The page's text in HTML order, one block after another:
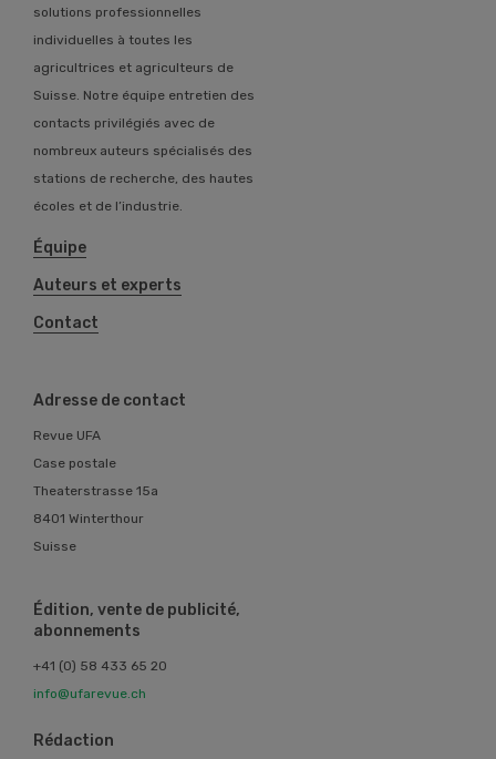
solutions professionnelles
individuelles à toutes les
agricultrices et agriculteurs de
Suisse. Notre équipe entretien des
contacts privilégiés avec de
nombreux auteurs spécialisés des
stations de recherche, des hautes
écoles et de l’industrie.
Équipe
Auteurs et experts
Contact
Adresse de contact
Revue UFA
Case postale
Theaterstrasse 15a
8401 Winterthour
Suisse
Édition, vente de publicité,
abonnements
+41 (0) 58 433 65 20
info@ufarevue.ch
Rédaction